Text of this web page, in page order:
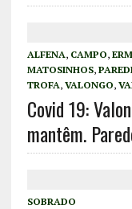
ALFENA, CAMPO,
MATOSINHOS,
TROFA, VALONGO,
Covid 19:
mantêm.
SOBRADO